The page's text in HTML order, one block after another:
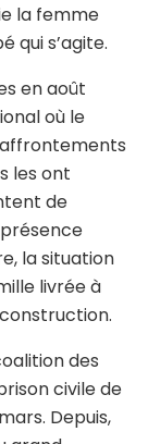
la femme
qui s’agite.
en août
où le
les ont
de
la situation
livrée à
des
civile de
Depuis,